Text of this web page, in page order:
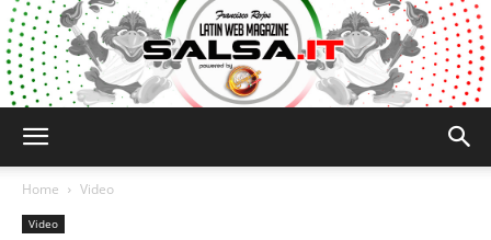
Home Video
Video